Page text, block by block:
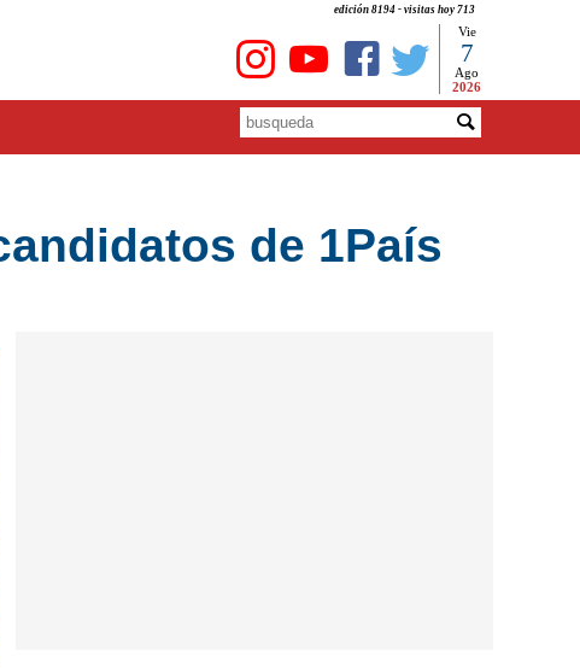
edición 8194 - visitas hoy 713
Vie
7
Ago
2026
de 1País